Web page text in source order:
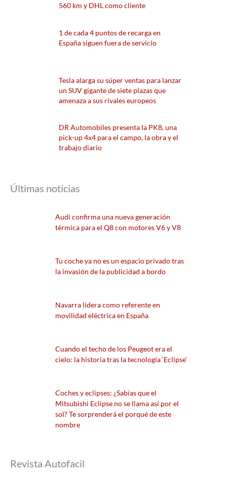
560 km y DHL como cliente
1 de cada 4 puntos de recarga en
España siguen fuera de servicio
Tesla alarga su súper ventas para lanzar
un SUV gigante de siete plazas que
amenaza a sus rivales europeos
DR Automobiles presenta la PK8, una
pick-up 4x4 para el campo, la obra y el
trabajo diario
Últimas noticias
Audi confirma una nueva generación
térmica para el Q8 con motores V6 y V8
Tu coche ya no es un espacio privado tras
la invasión de la publicidad a bordo
Navarra lidera como referente en
movilidad eléctrica en España
Cuando el techo de los Peugeot era el
cielo: la historia tras la tecnología ‘Eclipse’
Coches y eclipses: ¿Sabías que el
Mitsubishi Eclipse no se llama así por el
sol? Te sorprenderá el porqué de este
nombre
Revista Autofacil